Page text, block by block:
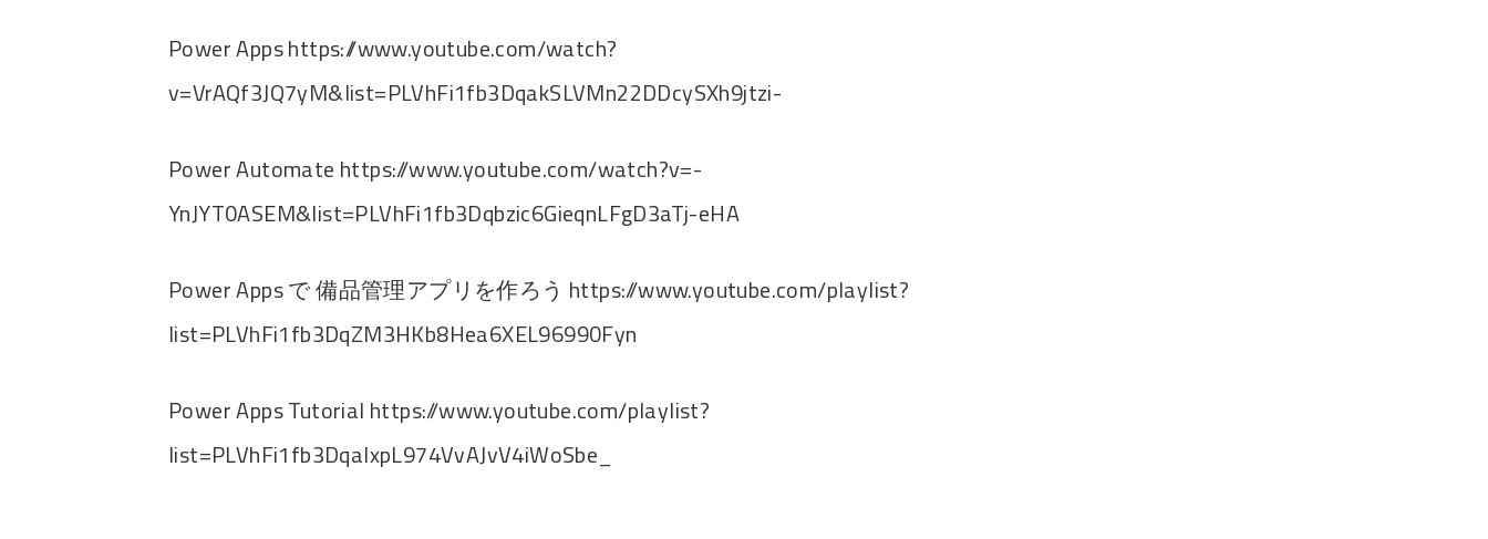
Power Apps https://www.youtube.com/watch?
v=VrAQf3JQ7yM&list=PLVhFi1fb3DqakSLVMn22DDcySXh9jtzi-
Power Automate https://www.youtube.com/watch?v=-
YnJYT0ASEM&list=PLVhFi1fb3Dqbzic6GieqnLFgD3aTj-eHA
Power Apps で 備品管理アプリを作ろう https://www.youtube.com/playlist?
list=PLVhFi1fb3DqZM3HKb8Hea6XEL96990Fyn
Power Apps Tutorial https://www.youtube.com/playlist?
list=PLVhFi1fb3DqalxpL974VvAJvV4iWoSbe_